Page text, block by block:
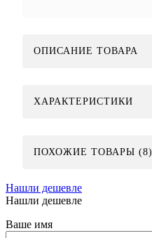
ОПИСАНИЕ ТОВАРА
ХАРАКТЕРИСТИКИ
ПОХОЖИЕ ТОВАРЫ (8)
Нашли дешевле
Нашли дешевле
Ваше имя